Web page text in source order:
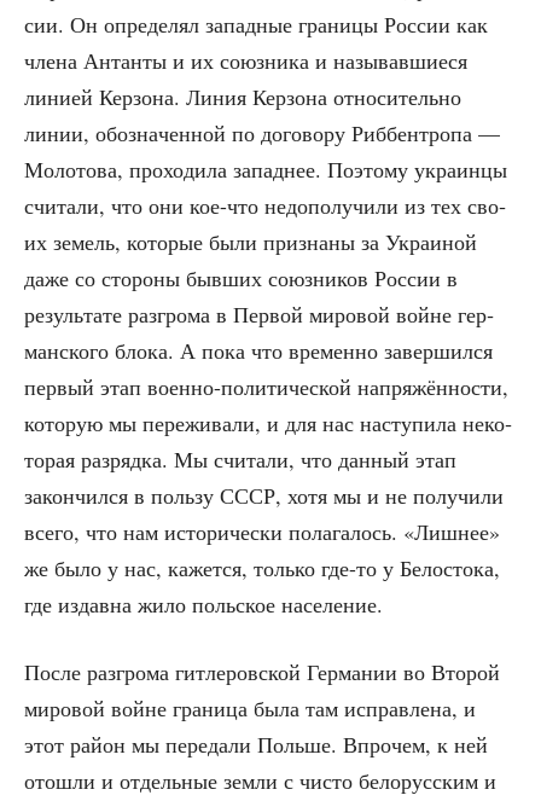
сии. Он опре­де­лял запад­ные гра­ни­цы Рос­сии как
чле­на Антан­ты и их союз­ни­ка и назы­вав­ши­е­ся
лини­ей Кер­зо­на. Линия Кер­зо­на отно­си­тель­но
линии, обо­зна­чен­ной по дого­во­ру Риббен­тро­па —
Моло­то­ва, про­хо­ди­ла запад­нее. Поэто­му укра­ин­цы
счи­та­ли, что они кое-что недо­по­лу­чи­ли из тех сво­
их земель, кото­рые были при­зна­ны за Укра­и­ной
даже со сто­ро­ны быв­ших союз­ни­ков Рос­сии в
резуль­та­те раз­гро­ма в Пер­вой миро­вой войне гер­
ман­ско­го бло­ка. А пока что вре­мен­но завер­шил­ся
пер­вый этап воен­но-поли­ти­че­ской напря­жён­но­сти,
кото­рую мы пере­жи­ва­ли, и для нас насту­пи­ла неко­
то­рая раз­ряд­ка. Мы счи­та­ли, что дан­ный этап
закон­чил­ся в поль­зу СССР, хотя мы и не полу­чи­ли
все­го, что нам исто­ри­че­ски пола­га­лось. «Лиш­нее»
же было у нас, кажет­ся, толь­ко где-то у Бело­сто­ка,
где издав­на жило поль­ское население.
После раз­гро­ма гит­ле­ров­ской Гер­ма­нии во Вто­рой
миро­вой войне гра­ни­ца была там исправ­ле­на, и
этот рай­он мы пере­да­ли Поль­ше. Впро­чем, к ней
ото­шли и отдель­ные зем­ли с чисто бело­рус­ским и